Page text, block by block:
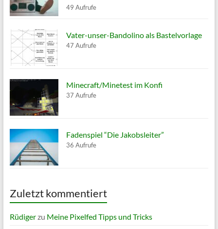
49 Aufrufe
Vater-unser-Bandolino als Bastelvorlage
47 Aufrufe
Minecraft/Minetest im Konfi
37 Aufrufe
Fadenspiel “Die Jakobsleiter”
36 Aufrufe
Zuletzt kommentiert
Rüdigerzu Meine Pixelfed Tipps und Tricks